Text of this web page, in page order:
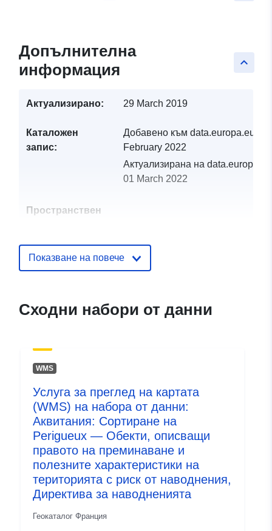
keyboard_arrow_up
Допълнителна
информация
Актуализирано: 29 March 2019
Каталожен
запис:
Добавено към data.europa.eu:
February 2022
Актуализирана на
01 March 2022
Пространствен
Идентификатор
и:
http://catalogue.geo-
ide.developpement-
a07d-4de6-84fd-
Тип:
Ресурси:
http://inspire.ec.europa.eu/
codelist/SpatialDataServiceType/
Показване на повече
Сходни набори от данни
WMS
Услуга за преглед на картата
(WMS) на набора от данни:
Аквитания: Сортиране на
Perigueux — Обекти, описващи
правото на преминаване и
полезните характеристики на
територията с риск от наводнения,
Директива за наводненията
Геокаталог Франция